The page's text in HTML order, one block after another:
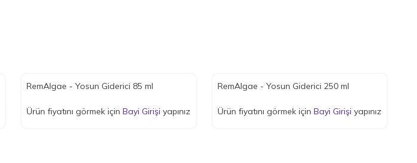
RemAlgae - Yosun Giderici 85 ml
Ürün fiyatını görmek için Bayi Girişi yapınız
RemAlgae - Yosun Giderici 250 ml
Ürün fiyatını görmek için Bayi Girişi yapınız